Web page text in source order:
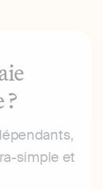
?
simple et